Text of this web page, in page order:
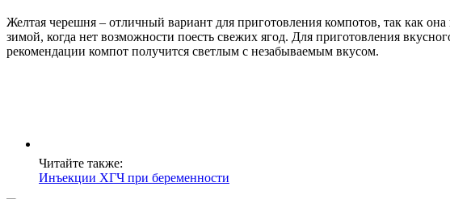
Желтая черешня – отличный вариант для приготовления компотов, так как
зимой, когда нет возможности поесть свежих ягод. Для приготовления
рекомендации компот получится светлым с незабываемым вкусом.
Читайте также:
Инъекции ХГЧ при беременности